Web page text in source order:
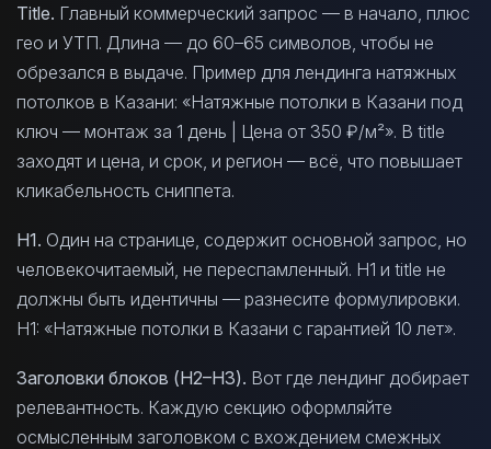
Title. Главный коммерческий запрос — в начало, плюс
гео и УТП. Длина — до 60–65 символов, чтобы не
обрезался в выдаче. Пример для лендинга натяжных
потолков в Казани: «Натяжные потолки в Казани под
ключ — монтаж за 1 день | Цена от 350 ₽/м²». В title
заходят и цена, и срок, и регион — всё, что повышает
кликабельность сниппета.
H1. Один на странице, содержит основной запрос, но
человекочитаемый, не переспамленный. H1 и title не
должны быть идентичны — разнесите формулировки.
H1: «Натяжные потолки в Казани с гарантией 10 лет».
Заголовки блоков (H2–H3). Вот где лендинг добирает
релевантность. Каждую секцию оформляйте
осмысленным заголовком с вхождением смежных